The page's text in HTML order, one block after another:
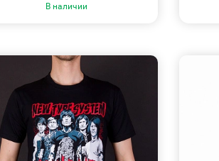
В наличии